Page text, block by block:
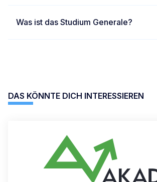
Was ist das Studium Generale?
DAS KÖNNTE DICH INTERESSIEREN